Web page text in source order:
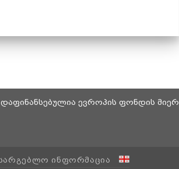
დაფინანსებულია ევროპის ფონდის მიერ
ᲘᲜᲤᲝᲠᲛᲐᲪᲘᲐ